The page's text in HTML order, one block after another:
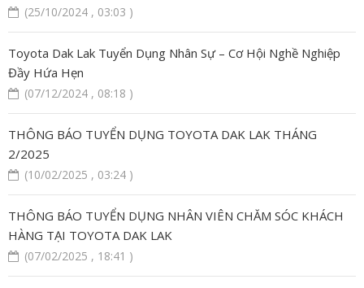
(25/10/2024 , 03:03 )
Toyota Dak Lak Tuyển Dụng Nhân Sự – Cơ Hội Nghề Nghiệp
Đầy Hứa Hẹn
(07/12/2024 , 08:18 )
THÔNG BÁO TUYỂN DỤNG TOYOTA DAK LAK THÁNG
2/2025
(10/02/2025 , 03:24 )
THÔNG BÁO TUYỂN DỤNG NHÂN VIÊN CHĂM SÓC KHÁCH
HÀNG TẠI TOYOTA DAK LAK
(07/02/2025 , 18:41 )